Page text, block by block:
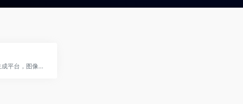
AI文本到图像生成平台，图像兼顾视觉表现与文字清晰度。